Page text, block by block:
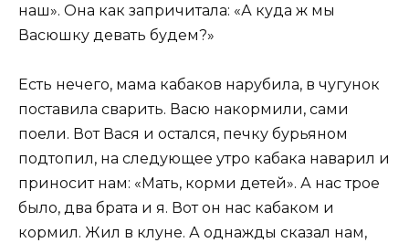
наш». Она как запричитала: «А куда ж мы
Васюшку девать будем?»
Eсть нечего, мама кабаков нарубила, в чугунок
поставила сварить. Васю накормили, сами
поели. Вот Вася и остался, печку бурьяном
подтопил, на следующее утро кабака наварил и
приносит нам: «Мать, корми детей». А нас трое
было, два брата и я. Вот он нас кабаком и
кормил. Жил в клуне. А однажды сказал нам,